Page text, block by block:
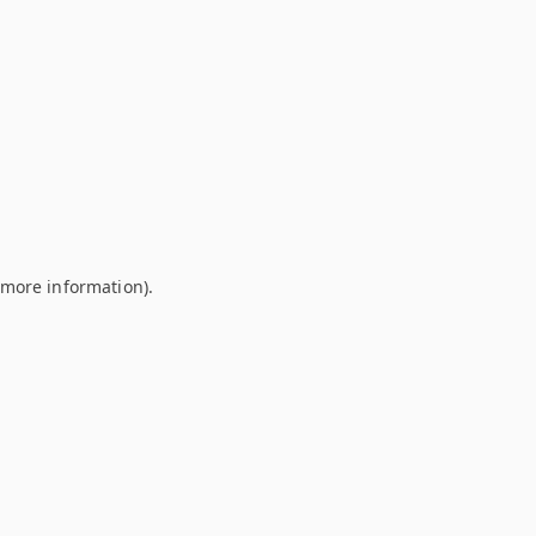
information).